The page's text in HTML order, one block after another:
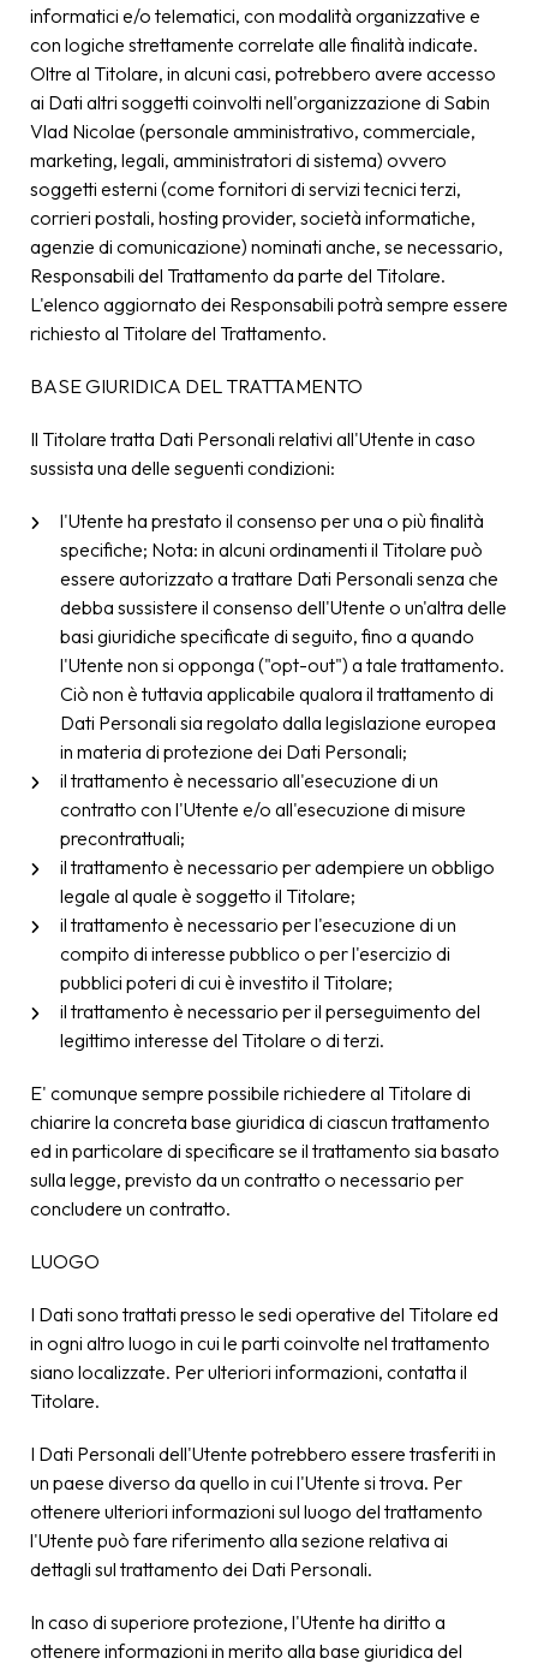
informatici e/o telematici, con modalità organizzative e
con logiche strettamente correlate alle finalità indicate.
Oltre al Titolare, in alcuni casi, potrebbero avere accesso
ai Dati altri soggetti coinvolti nell'organizzazione di Sabin
Vlad Nicolae (personale amministrativo, commerciale,
marketing, legali, amministratori di sistema) ovvero
soggetti esterni (come fornitori di servizi tecnici terzi,
corrieri postali, hosting provider, società informatiche,
agenzie di comunicazione) nominati anche, se necessario,
Responsabili del Trattamento da parte del Titolare.
L'elenco aggiornato dei Responsabili potrà sempre essere
richiesto al Titolare del Trattamento.
BASE GIURIDICA DEL TRATTAMENTO
Il Titolare tratta Dati Personali relativi all'Utente in caso
sussista una delle seguenti condizioni:
l'Utente ha prestato il consenso per una o più finalità
specifiche; Nota: in alcuni ordinamenti il Titolare può
essere autorizzato a trattare Dati Personali senza che
debba sussistere il consenso dell'Utente o un'altra delle
basi giuridiche specificate di seguito, fino a quando
l'Utente non si opponga ("opt-out") a tale trattamento.
Ciò non è tuttavia applicabile qualora il trattamento di
Dati Personali sia regolato dalla legislazione europea
in materia di protezione dei Dati Personali;
il trattamento è necessario all'esecuzione di un
contratto con l'Utente e/o all'esecuzione di misure
precontrattuali;
il trattamento è necessario per adempiere un obbligo
legale al quale è soggetto il Titolare;
il trattamento è necessario per l'esecuzione di un
compito di interesse pubblico o per l'esercizio di
pubblici poteri di cui è investito il Titolare;
il trattamento è necessario per il perseguimento del
legittimo interesse del Titolare o di terzi.
E' comunque sempre possibile richiedere al Titolare di
chiarire la concreta base giuridica di ciascun trattamento
ed in particolare di specificare se il trattamento sia basato
sulla legge, previsto da un contratto o necessario per
concludere un contratto.
LUOGO
I Dati sono trattati presso le sedi operative del Titolare ed
in ogni altro luogo in cui le parti coinvolte nel trattamento
siano localizzate. Per ulteriori informazioni, contatta il
Titolare.
I Dati Personali dell'Utente potrebbero essere trasferiti in
un paese diverso da quello in cui l'Utente si trova. Per
ottenere ulteriori informazioni sul luogo del trattamento
l'Utente può fare riferimento alla sezione relativa ai
dettagli sul trattamento dei Dati Personali.
In caso di superiore protezione, l'Utente ha diritto a
ottenere informazioni in merito alla base giuridica del